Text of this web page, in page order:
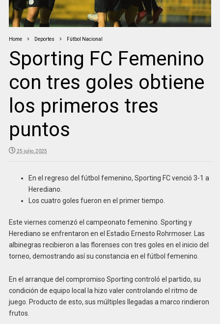
Home Deportes Fútbol Nacional
Sporting FC Femenino
con tres goles obtiene
los primeros tres
puntos
25 julio, 2025
En el regreso del fútbol femenino, Sporting FC venció 3-1 a
Herediano.
Los cuatro goles fueron en el primer tiempo.
Este viernes comenzó el campeonato femenino. Sporting y
Herediano se enfrentaron en el Estadio Ernesto Rohrmoser. Las
albinegras recibieron a las florenses con tres goles en el inicio del
torneo, demostrando así su constancia en el fútbol femenino.
En el arranque del compromiso Sporting controló el partido, su
condición de equipo local la hizo valer controlando el ritmo de
juego. Producto de esto, sus múltiples llegadas a marco rindieron
frutos.